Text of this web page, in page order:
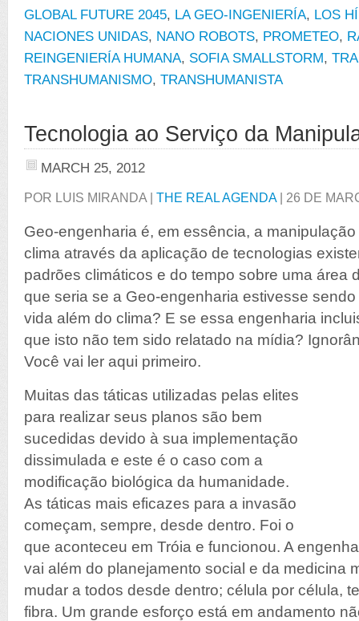
GLOBAL FUTURE 2045, LA GEO-INGENIERÍA, LOS
NACIONES UNIDAS, NANO ROBOTS, PROMETEO,
REINGENIERÍA HUMANA, SOFIA SMALLSTORM,
TRANSHUMANISMO, TRANSHUMANISTA
Tecnologia ao Serviço da
MARCH 25, 2012
POR LUIS MIRANDA | THE REAL AGENDA| 26 DE
Geo-engenharia é, em essência, a
clima através da aplicação de tecnologias
padrões climáticos e do tempo sobre uma área
que seria se a Geo-engenharia estivesse
vida além do clima? E se essa engenharia
que isto não tem sido relatado na mídia?
Você vai ler aqui primeiro.
Muitas das táticas utilizadas pelas elites
para realizar seus planos são bem
sucedidas devido à sua implementação
dissimulada e este é o caso com a
modificação biológica da humanidade.
As táticas mais eficazes para a invasão
começam, sempre, desde dentro. Foi o
que aconteceu em Tróia e funcionou. A
vai além do planejamento social e da medicina
mudar a todos desde dentro; célula por célula,
fibra. Um grande esforço está em andamento